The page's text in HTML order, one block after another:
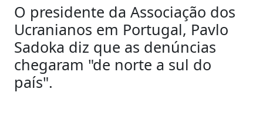
O presidente da Associação dos
Ucranianos em Portugal, Pavlo
Sadoka diz que as denúncias
chegaram "de norte a sul do
país".